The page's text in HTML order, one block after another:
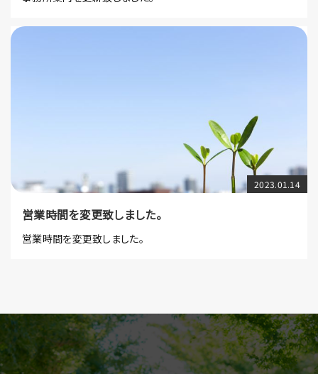
2023.01.14
営業時間を変更致しました。
営業時間を変更致しました。